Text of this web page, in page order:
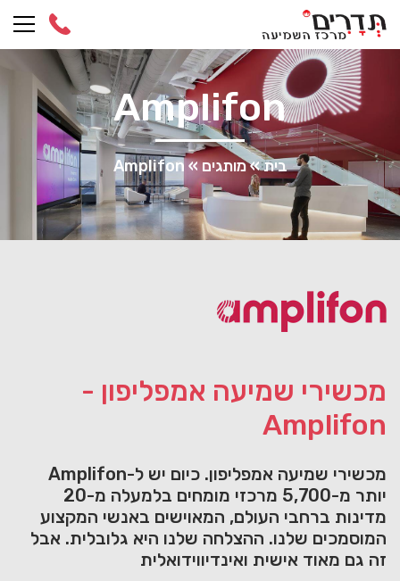
to
content
Amplifon
בית»מותגים»
Amplifon
מכשירי שמיעה אמפליפון -
Amplifon
מכשירי שמיעה אמפליפון. כיום יש ל-Amplifon
יותר מ-5,700 מרכזי מומחים בלמעלה מ-20
מדינות ברחבי העולם, המאוישים באנשי המקצוע
המוסמכים שלנו. ההצלחה שלנו היא גלובלית. אבל
זה גם מאוד אישית ואינדיווידואלית